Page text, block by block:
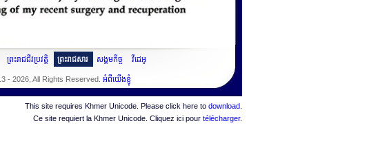
ព្រះរាជជីវប្រវត្តិ ព្រះរាជសារ សង្គមកិច្ច វីដេអូ
- 2026, All Rights Reserved. អំពីយើងខ្ញុំ
This site requires Khmer Unicode. Please click here to download
Ce site requiert la Khmer Unicode. Cliquez ici pour télécharger.